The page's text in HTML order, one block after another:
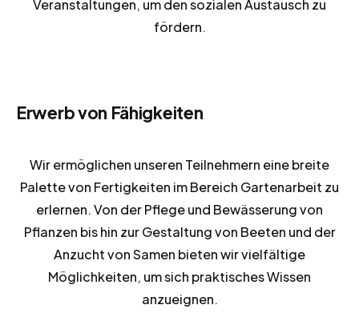
Veranstaltungen, um den sozialen Austausch zu
fördern.
Erwerb von Fähigkeiten
Wir ermöglichen unseren Teilnehmern eine breite
Palette von Fertigkeiten im Bereich Gartenarbeit zu
erlernen. Von der Pflege und Bewässerung von
Pflanzen bis hin zur Gestaltung von Beeten und der
Anzucht von Samen bieten wir vielfältige
Möglichkeiten, um sich praktisches Wissen
anzueignen.